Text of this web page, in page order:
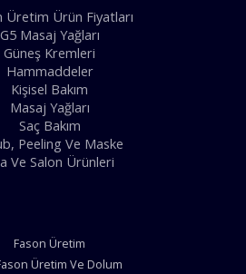
Üretim Ürün Fiyatları
G5 Masaj Yağları
Güneş Kremleri
Hammaddeler
Kişisel Bakım
Masaj Yağları
Saç Bakım
Peeling Ve Maske
Ve Salon Ürünleri
Fason Üretim
Üretim Ve Dolum